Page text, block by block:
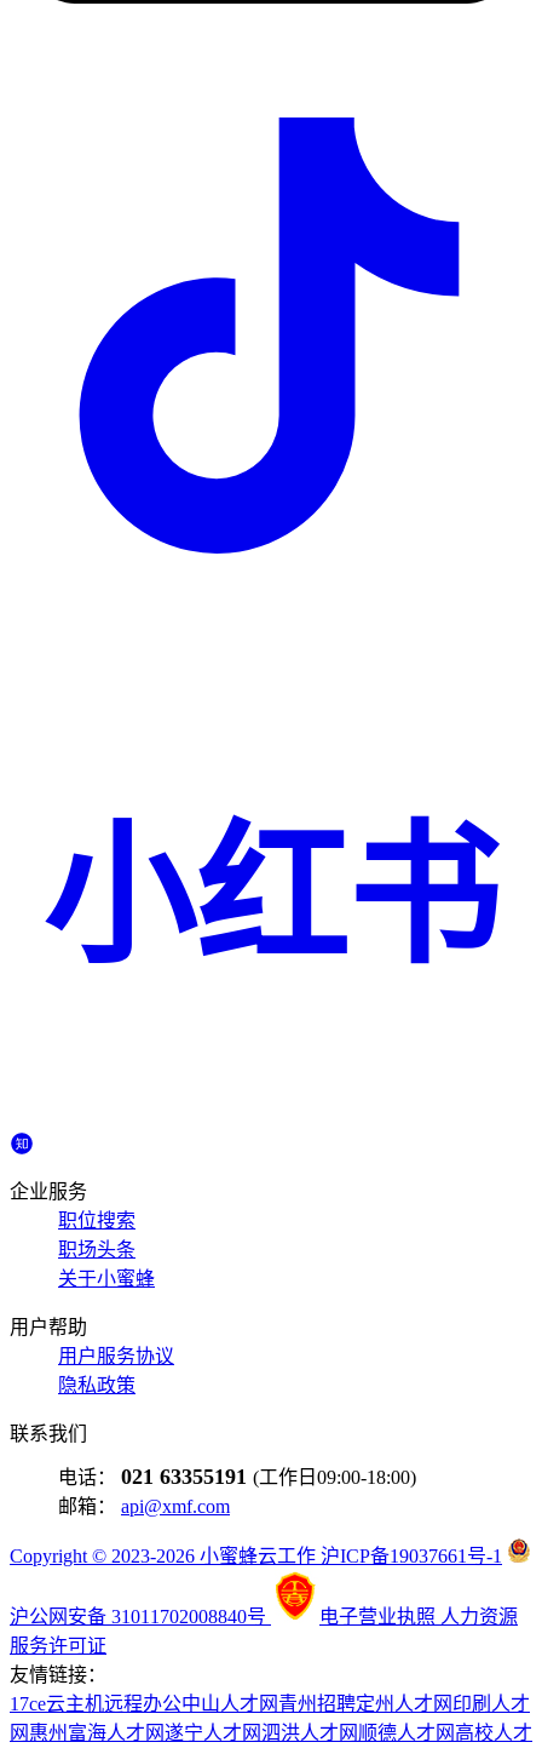
小红书
企业服务
职位搜索
职场头条
关于小蜜蜂
用户帮助
用户服务协议
隐私政策
联系我们
电话： 021 63355191 (工作日09:00-18:00)
邮箱： api@xmf.com
Copyright © 2023-2026 小蜜蜂云工作 沪ICP备19037661号-1
沪公网安备 31011702008840号 电子营业执照 人力资源
服务许可证
友情链接：
17ce云主机远程办公中山人才网 青州招聘定州人才网 印刷人才
网 惠州富海人才网遂宁人才网泗洪人才网 顺德人才网 高校人才